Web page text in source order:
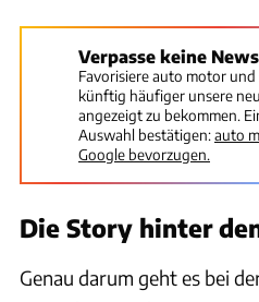
Verpasse keine
Favorisiere auto motor
künftig häufiger unsere
angezeigt zu bekommen.
Auswahl bestätigen:auto
Google bevorzugen.
Die Story hinter
Genau darum geht es bei